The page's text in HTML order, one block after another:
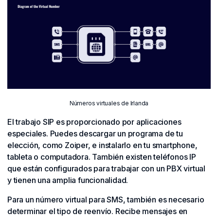
Números virtuales de Irlanda
El trabajo SIP es proporcionado por aplicaciones
especiales. Puedes descargar un programa de tu
elección, como Zoiper, e instalarlo en tu smartphone,
tableta o computadora. También existen teléfonos IP
que están configurados para trabajar con un PBX virtual
y tienen una amplia funcionalidad.
Para un número virtual para SMS, también es necesario
determinar el tipo de reenvío. Recibe mensajes en